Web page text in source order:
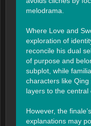
melodrama.
Where Love and
exploration of
reconcile his dual
of purpose and
subplot, while
characters like
layers to the central
However, the
explanations may